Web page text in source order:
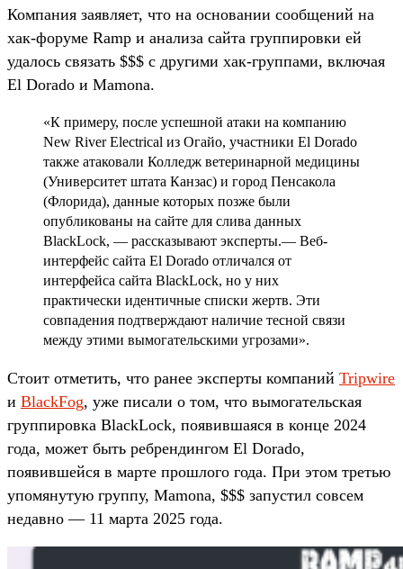
Компания заявляет, что на основании сообщений на
хак-форуме Ramp и анализа сайта группировки ей
удалось связать $$$ с другими хак-группами, включая
El Dorado и Mamona.
«К примеру, после успешной атаки на компанию
New River Electrical из Огайо, участники El Dorado
также атаковали Колледж ветеринарной медицины
(Университет штата Канзас) и город Пенсакола
(Флорида), данные которых позже были
опубликованы на сайте для слива данных
BlackLock, — рассказывают эксперты.— Веб-
интерфейс сайта El Dorado отличался от
интерфейса сайта BlackLock, но у них
практически идентичные списки жертв. Эти
совпадения подтверждают наличие тесной связи
между этими вымогательскими угрозами».
Стоит отметить, что ранее эксперты компаний Tripwire
и BlackFog, уже писали о том, что вымогательская
группировка BlackLock, появившаяся в конце 2024
года, может быть ребрендингом El Dorado,
появившейся в марте прошлого года. При этом третью
упомянутую группу, Mamona, $$$ запустил совсем
недавно — 11 марта 2025 года.